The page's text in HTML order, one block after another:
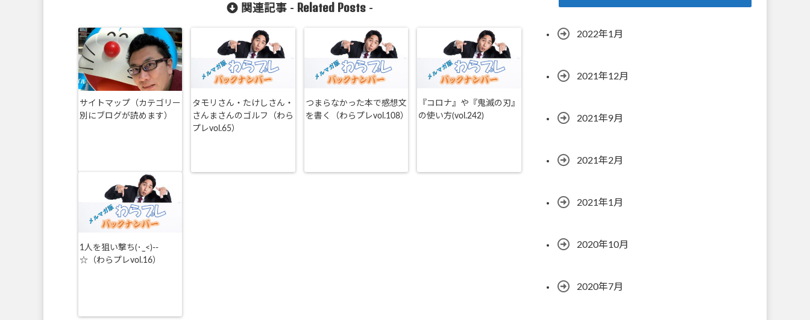
関連記事 - Related Posts-
サイトマップ（カテゴリー
別にブログが読めます）
タモリさん・たけしさん・
さんまさんのゴルフ（わら
プレvol.65）
つまらなかった本で感想文
を書く（わらプレvol.108）
『コロナ』や『鬼滅の刃』
の使い方(vol.242)
1人を狙い撃ち(･_<)--
☆（わらプレvol.16）
2022年1月
2021年12月
2021年9月
2021年2月
2021年1月
2020年10月
2020年7月